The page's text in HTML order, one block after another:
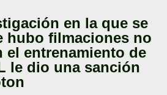
en la que se
hubo filmaciones no
el entrenamiento de
le dio una sanción